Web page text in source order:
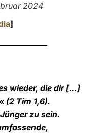
2024
]
wieder, die dir […]
(2 Tim 1,6).
zu sein.